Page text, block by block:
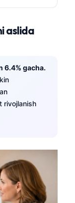
aslida
6.4% gacha.
rivojlanish